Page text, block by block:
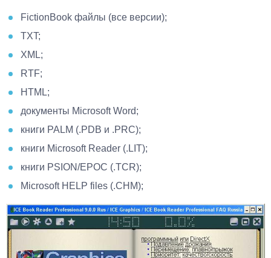
FictionBook файлы (все версии);
TXT;
XML;
RTF;
HTML;
документы Microsoft Word;
книги PALM (.PDB и .PRC);
книги Microsoft Reader (.LIT);
книги PSION/EPOC (.TCR);
Microsoft HELP files (.CHM);